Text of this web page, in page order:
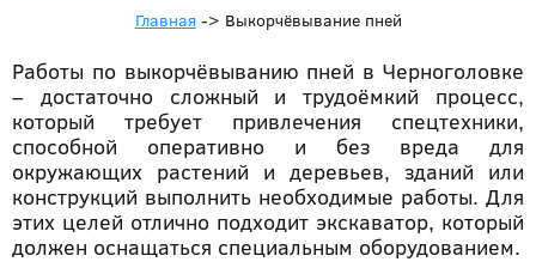
Главная -> Выкорчёвывание пней
Работы по выкорчёвыванию пней в Черноголовке
– достаточно сложный и трудоёмкий процесс,
который требует привлечения спецтехники,
способной оперативно и без вреда для
окружающих растений и деревьев, зданий или
конструкций выполнить необходимые работы. Для
этих целей отлично подходит экскаватор, который
должен оснащаться специальным оборудованием.